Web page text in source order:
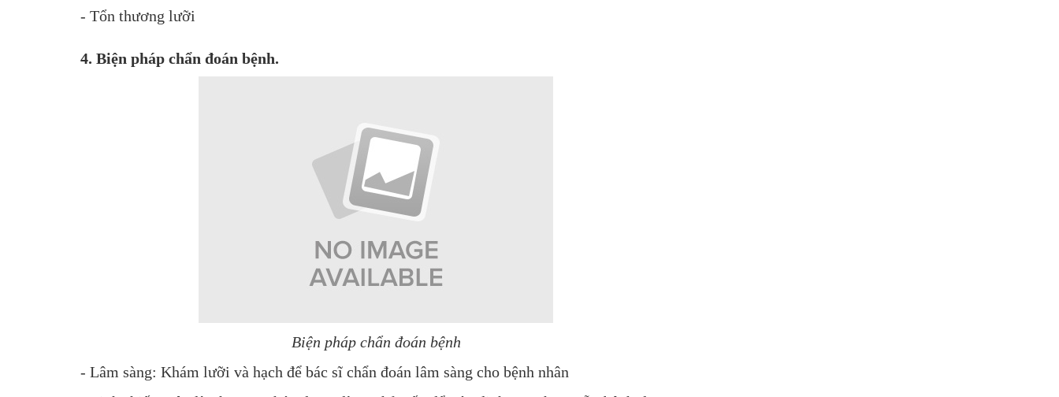
- Tổn thương lưỡi
4. Biện pháp chẩn đoán bệnh.
Biện pháp chẩn đoán bệnh
- Lâm sàng: Khám lưỡi và hạch để bác sĩ chẩn đoán lâm sàng cho bệnh nhân